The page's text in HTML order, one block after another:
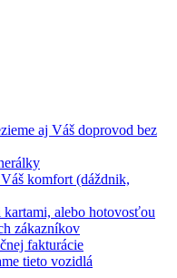
aj Váš doprovod bez
komfort (dáždnik,
alebo hotovosťou
zákazníkov
fakturácie
tieto vozidlá